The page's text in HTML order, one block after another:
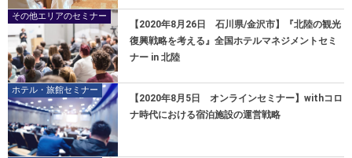
その他エリアのセミナー
【2020年8月26日 石川県/金沢市】『北陸の観光
復興戦略を考える』全国ホテルマネジメントセミ
ナー in 北陸
ホテル・旅館セミナー
【2020年8月5日 オンラインセミナー】withコロ
ナ時代における宿泊施設の運営戦略